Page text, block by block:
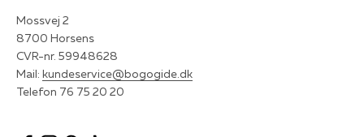
Mossvej 2
8700 Horsens
CVR-nr. 59948628
Mail: kundeservice@bogogide.dk
Telefon 76 75 20 20